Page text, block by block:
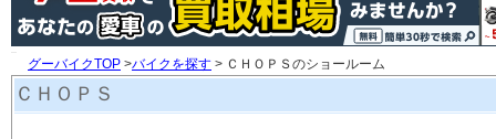
グーバイクTOP >バイクを探す > ＣＨＯＰＳのショールーム
ＣＨＯＰＳ